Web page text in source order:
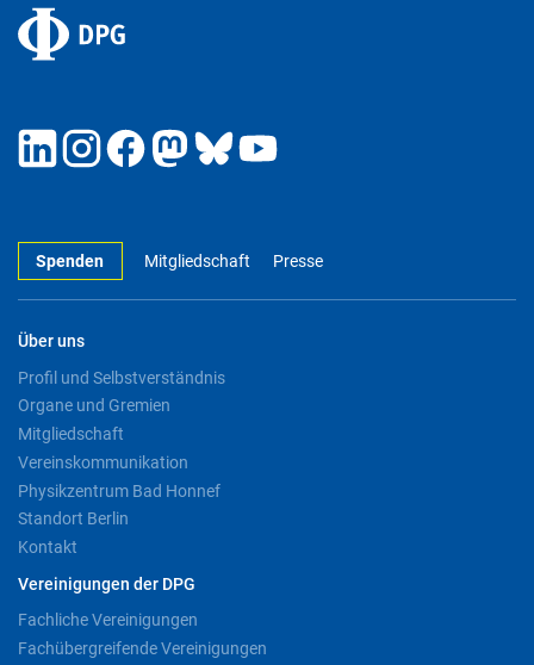
Spenden Mitgliedschaft Presse
Über uns
Profil und Selbstverständnis
Organe und Gremien
Mitgliedschaft
Vereinskommunikation
Physikzentrum Bad Honnef
Standort Berlin
Kontakt
Vereinigungen der DPG
Fachliche Vereinigungen
Fachübergreifende Vereinigungen